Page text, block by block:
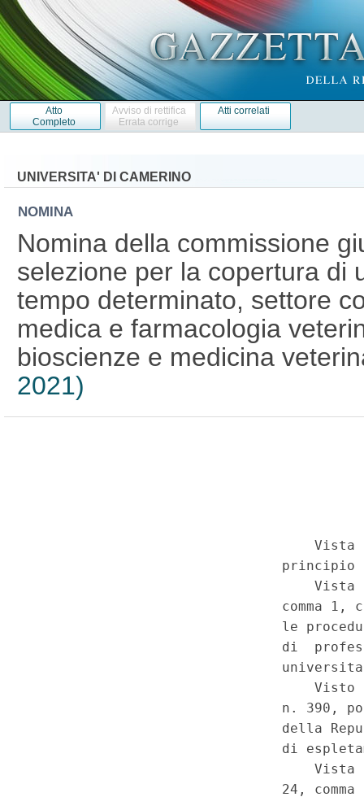
Atto
Completo
Avviso di rettifica
Errata corrige
Atti correlati
UNIVERSITA' DI CAMERINO
NOMINA
Nomina della commissione
selezione per la copertura di
tempo determinato, settore
medica e farmacologia
bioscienze e medicina
2021)